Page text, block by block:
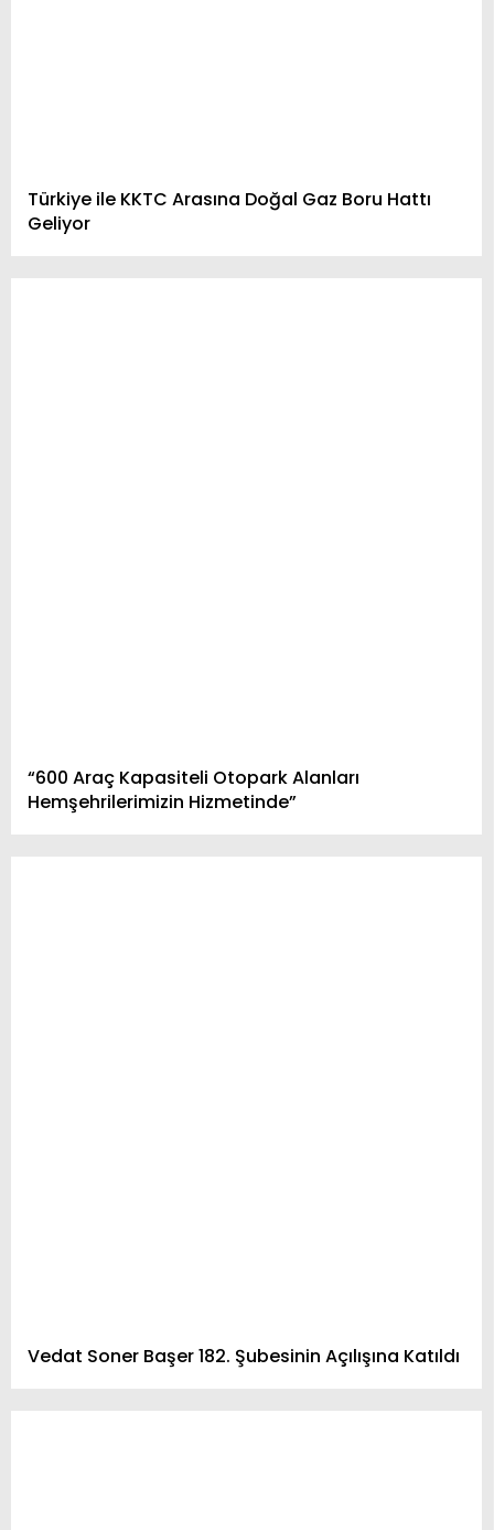
Türkiye ile KKTC Arasına Doğal Gaz Boru Hattı
Geliyor
“600 Araç Kapasiteli Otopark Alanları
Hemşehrilerimizin Hizmetinde”
Vedat Soner Başer 182. Şubesinin Açılışına Katıldı